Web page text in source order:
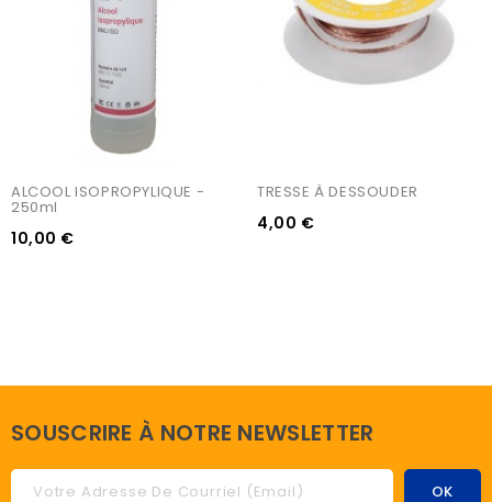
ALCOOL ISOPROPYLIQUE -
250ml
10,00 €
TRESSE À DESSOUDER
4,00 €
SOUSCRIRE À NOTRE NEWSLETTER